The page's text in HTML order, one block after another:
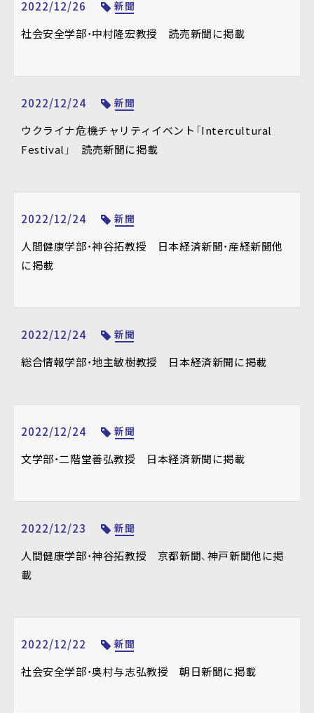
2022/12/26 新聞
社会安全学部・中村隆宏教授 読売新聞に掲載
2022/12/24 新聞
ウクライナ危機チャリティイベント「Intercultural
Festival」 読売新聞に掲載
2022/12/24 新聞
人間健康学部・神谷拓教授 日本経済新聞・産経新聞他
に掲載
2022/12/24 新聞
総合情報学部・地主敏樹教授 日本経済新聞に掲載
2022/12/24 新聞
文学部・二階堂善弘教授 日本経済新聞に掲載
2022/12/23 新聞
人間健康学部・神谷拓教授 京都新聞、神戸新聞他に掲
載
2022/12/22 新聞
社会安全学部・奥村与志弘教授 朝日新聞に掲載